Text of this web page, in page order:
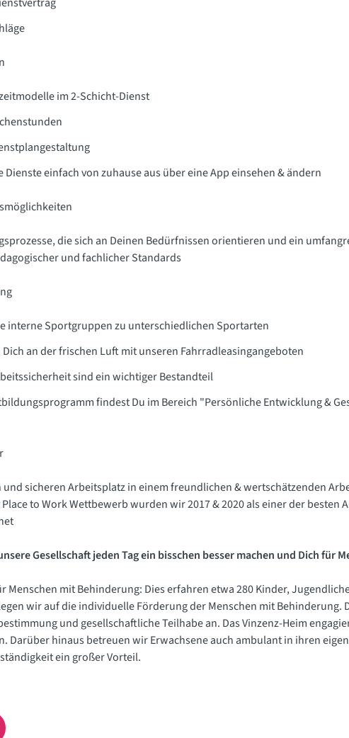
im 2-Schicht-Dienst
Dienste einfach von zuhause aus über eine App einsehen & ändern
die sich an Deinen Bedürfnissen orientieren und ein
und fachlicher Standards
interne Sportgruppen zu unterschiedlichen Sportarten
an der frischen Luft mit unseren Fahrradleasingangeboten
sind ein wichtiger Bestandteil
findest Du im Bereich "Persönliche Entwicklung &
sicheren Arbeitsplatz in einem freundlichen & wertschätzenden
to Work Wettbewerb wurden wir 2017 & 2020 als einer der besten
Gesellschaft jeden Tag ein bisschen besser machen und Dich für
Menschen mit Behinderung: Dies erfahren etwa 280 Kinder,
wir auf die individuelle Förderung der Menschen mit Behinderung.
und gesellschaftliche Teilhabe an. Das Vinzenz-Heim
Darüber hinaus betreuen wir Erwachsene auch ambulant in ihren
ein großer Vorteil.